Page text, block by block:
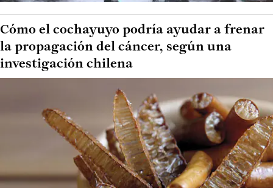
Cómo el cochayuyo podría ayudar a frenar
la propagación del cáncer, según una
investigación chilena